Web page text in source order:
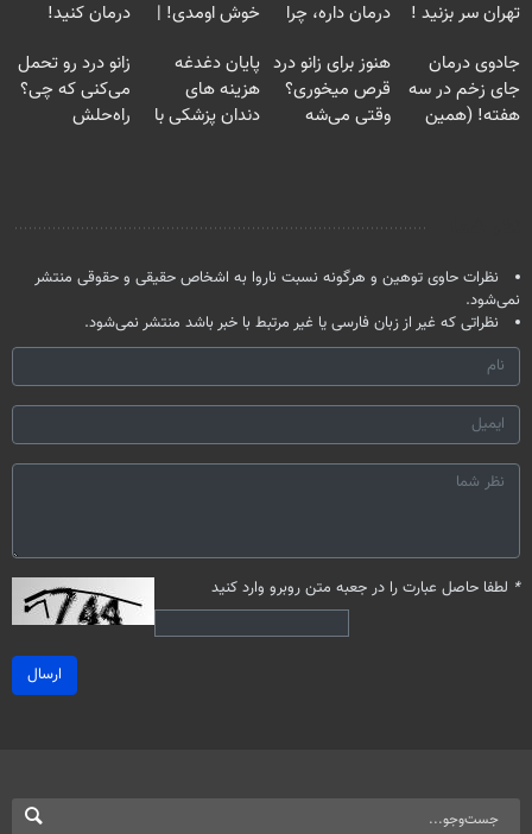
تهران سر بزنید !
میلیون !
درمان داره، چرا
تحمل میکنی؟❗
خوش اومدی! |
مشاوره رایگان
بگیر!
درمان کنید!
جادوی درمان
جای زخم در سه
هفته! (همین
هنوز برای زانو درد
قرص میخوری؟
وقتی می‌شه
پایان دغدغه
هزینه های
دندان پزشکی با
زانو درد رو تحمل
می‌کنی که چی؟
راه‌حلش
نظرات حاوی توهین و هرگونه نسبت ناروا به اشخاص حقیقی و حقوقی منتشر
نمی‌شود.
نظراتی که غیر از زبان فارسی یا غیر مرتبط با خبر باشد منتشر نمی‌شود.
* لطفا حاصل عبارت را در جعبه متن روبرو وارد کنید
ارسال